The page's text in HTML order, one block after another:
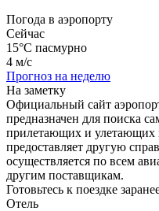
Погода в аэропорту
Сейчас
15°C пасмурно
4 м/с
Прогноз на неделю
На заметку
Официальный сайт
предназначен для поиска
прилетающих и улетающих
предоставляет другую
осуществляется по всем
другим поставщикам.
Готовьтесь к поездке
Отель